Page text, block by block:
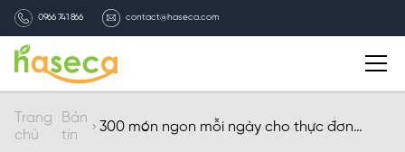
0966 741 866 contact@haseca.com
Giới thiệu
Trang
chủ
Bản
tin
300 món ngon mỗi ngày cho thực đơn